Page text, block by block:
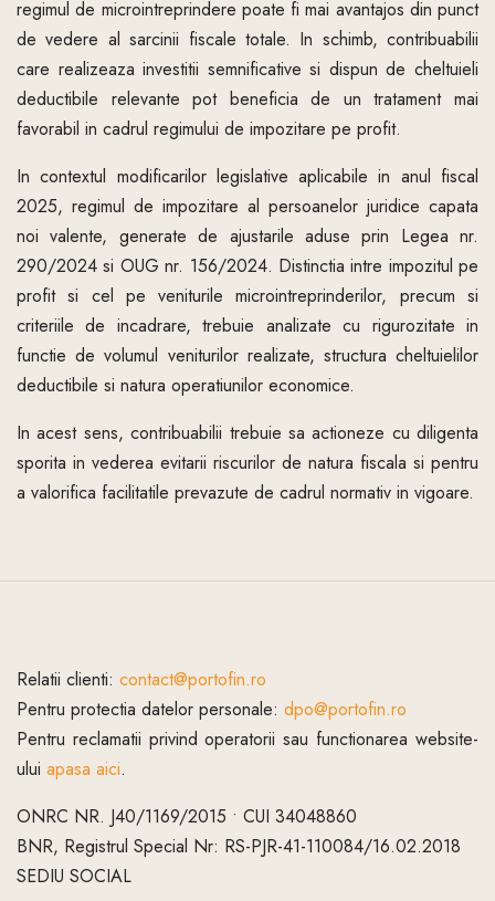
regimul de microintreprindere poate fi mai avantajos din punct
de vedere al sarcinii fiscale totale. In schimb, contribuabilii
care realizeaza investitii semnificative si dispun de cheltuieli
deductibile relevante pot beneficia de un tratament mai
favorabil in cadrul regimului de impozitare pe profit.
In contextul modificarilor legislative aplicabile in anul fiscal
2025, regimul de impozitare al persoanelor juridice capata
noi valente, generate de ajustarile aduse prin Legea nr.
290/2024 si OUG nr. 156/2024. Distinctia intre impozitul pe
profit si cel pe veniturile microintreprinderilor, precum si
criteriile de incadrare, trebuie analizate cu rigurozitate in
functie de volumul veniturilor realizate, structura cheltuielilor
deductibile si natura operatiunilor economice.
In acest sens, contribuabilii trebuie sa actioneze cu diligenta
sporita in vederea evitarii riscurilor de natura fiscala si pentru
a valorifica facilitatile prevazute de cadrul normativ in vigoare.
Relatii clienti: contact@portofin.ro
Pentru protectia datelor personale: dpo@portofin.ro
Pentru reclamatii privind operatorii sau functionarea website-
ului apasa aici.
ONRC NR. J40/1169/2015 • CUI 34048860
BNR, Registrul Special Nr: RS-PJR-41-110084/16.02.2018
SEDIU SOCIAL